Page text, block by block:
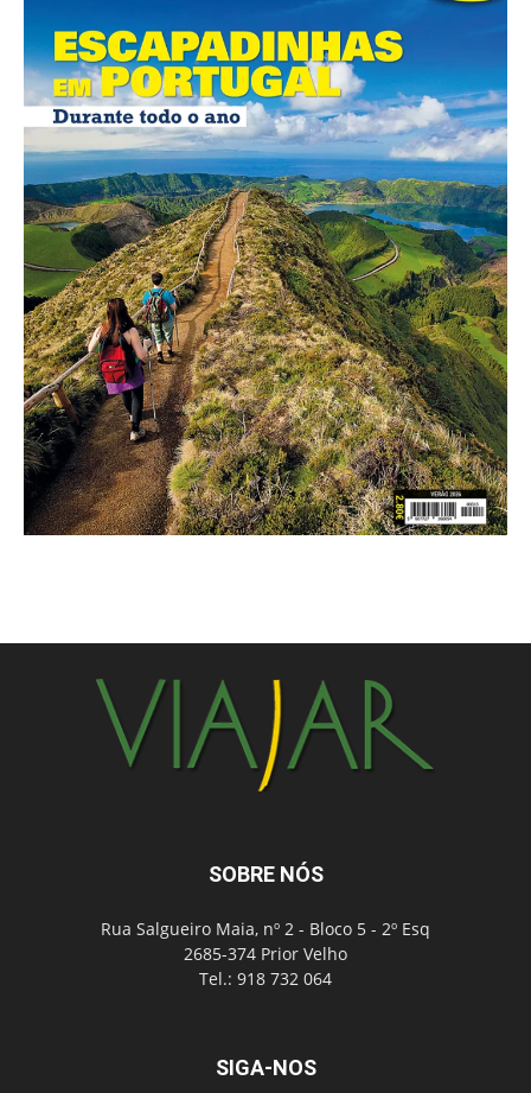
SOBRE NÓS
Rua Salgueiro Maia, nº 2 - Bloco 5 - 2º Esq
2685-374 Prior Velho
Tel.: 918 732 064
SIGA-NOS